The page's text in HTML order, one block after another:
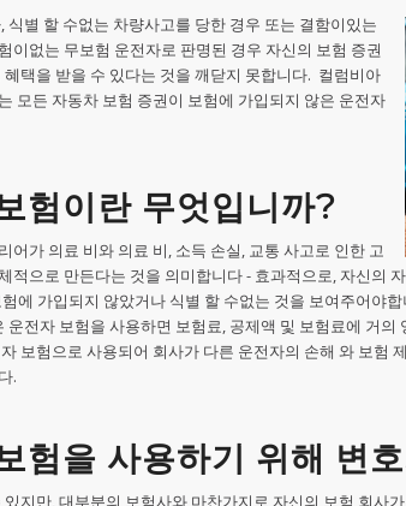
식별 할 수없는 차량사고를 당한 경우 또는 결함이있는
이없는 무보험 운전자로 판명된 경우 자신의 보험 증권
택을 받을 수 있다는 것을 깨닫지 못합니다. 컬럼비아
모든 자동차 보험 증권이 보험에 가입되지 않은 운전자
험이란 무엇입니까?
어가 의료 비와 의료 비, 소득 손실, 교통 사고로 인한 고
적으로 만든다는 것을 의미합니다 - 효과적으로, 자신의
에 가입되지 않았거나 식별 할 수없는 것을 보여주어야
전자 보험을 사용하면 보험료, 공제액 및 보험료에 거
보험으로 사용되어 회사가 다른 운전자의 손해 와 보험
.
험을 사용하기 위해 변
지만, 대부분의 보험사와 마찬가지로 자신의 보험 회사